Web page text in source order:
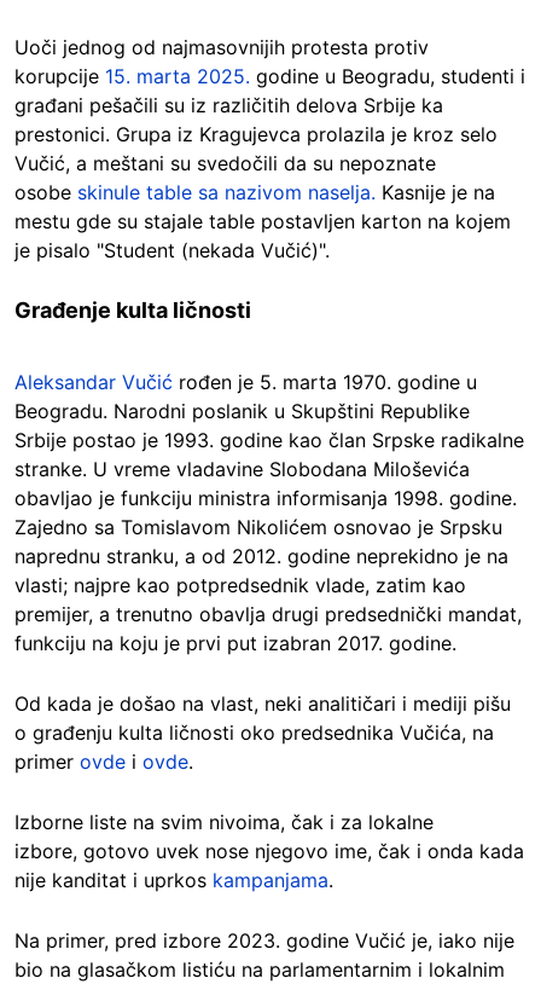
Uoči jednog od najmasovnijih protesta protiv
korupcije 15. marta 2025. godine u Beogradu, studenti i
građani pešačili su iz različitih delova Srbije ka
prestonici. Grupa iz Kragujevca prolazila je kroz selo
Vučić, a meštani su svedočili da su nepoznate
osobe skinule table sa nazivom naselja. Kasnije je na
mestu gde su stajale table postavljen karton na kojem
je pisalo "Student (nekada Vučić)".
Građenje kulta ličnosti
Aleksandar Vučić rođen je 5. marta 1970. godine u
Beogradu. Narodni poslanik u Skupštini Republike
Srbije postao je 1993. godine kao član Srpske radikalne
stranke. U vreme vladavine Slobodana Miloševića
obavljao je funkciju ministra informisanja 1998. godine.
Zajedno sa Tomislavom Nikolićem osnovao je Srpsku
naprednu stranku, a od 2012. godine neprekidno je na
vlasti; najpre kao potpredsednik vlade, zatim kao
premijer, a trenutno obavlja drugi predsednički mandat,
funkciju na koju je prvi put izabran 2017. godine.
Od kada je došao na vlast, neki analitičari i mediji pišu
o građenju kulta ličnosti oko predsednika Vučića, na
primer ovde i ovde.
Izborne liste na svim nivoima, čak i za lokalne
izbore, gotovo uvek nose njegovo ime, čak i onda kada
nije kanditat i uprkos kampanjama.
Na primer, pred izbore 2023. godine Vučić je, iako nije
bio na glasačkom listiću na parlamentarnim i lokalnim